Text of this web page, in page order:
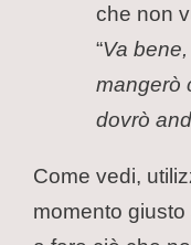
che non
“Va
mangerò
dovrò
Come vedi,
momento